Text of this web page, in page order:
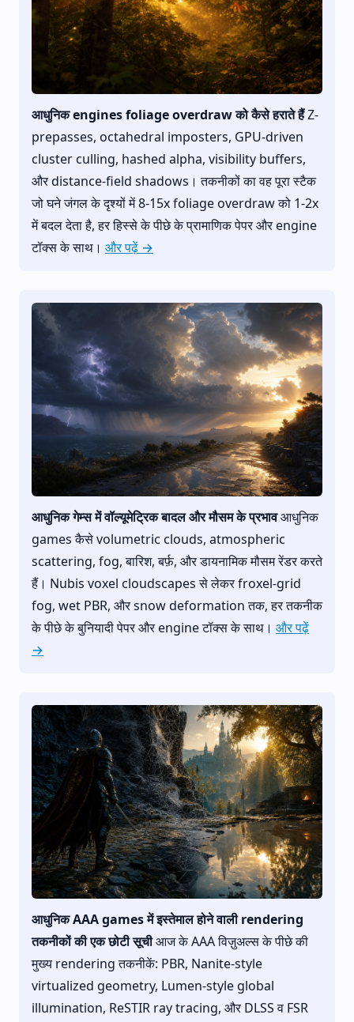
आधुनिक engines foliage overdraw को कैसे हराते हैंZ-
prepasses, octahedral imposters, GPU-driven
cluster culling, hashed alpha, visibility buffers,
और distance-field shadows। तकनीकों का वह पूरा स्टैक
जो घने जंगल के दृश्यों में 8-15x foliage overdraw को 1-2x
में बदल देता है, हर हिस्से के पीछे के प्रामाणिक पेपर और engine
टॉक्स के साथ। और पढ़ें →
आधुनिक गेम्स में वॉल्यूमेट्रिक बादल और मौसम के प्रभावआधुनिक
games कैसे volumetric clouds, atmospheric
scattering, fog, बारिश, बर्फ़, और डायनामिक मौसम रेंडर करते
हैं। Nubis voxel cloudscapes से लेकर froxel-grid
fog, wet PBR, और snow deformation तक, हर तकनीक
के पीछे के बुनियादी पेपर और engine टॉक्स के साथ। और पढ़ें
→
आधुनिक AAA games में इस्तेमाल होने वाली rendering
तकनीकों की एक छोटी सूचीआज के AAA विज़ुअल्स के पीछे की
मुख्य rendering तकनीकें: PBR, Nanite-style
virtualized geometry, Lumen-style global
illumination, ReSTIR ray tracing, और DLSS व FSR